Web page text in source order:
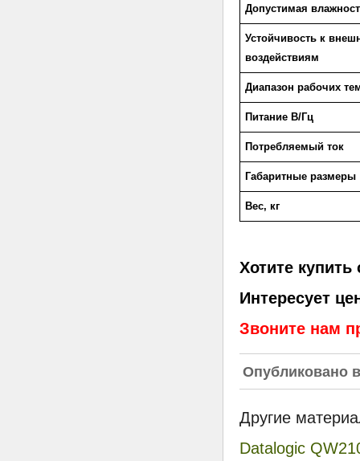
Допустимая
Устойчивость к
воздействиям
Диапазон рабочих
Питание В/Гц
Потребляемый ток
Габаритные размеры
Вес, кг
Хотите купить
Интересует
Звоните нам
Опубликовано в
Другие
Datalogic